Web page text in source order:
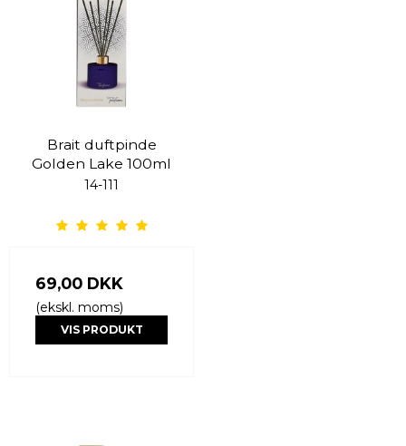
Brait duftpinde
Golden Lake 100ml
14-111
69,00 DKK
(ekskl. moms)
VIS PRODUKT